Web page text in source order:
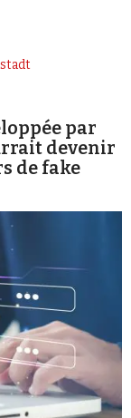
par
devenir
de fake